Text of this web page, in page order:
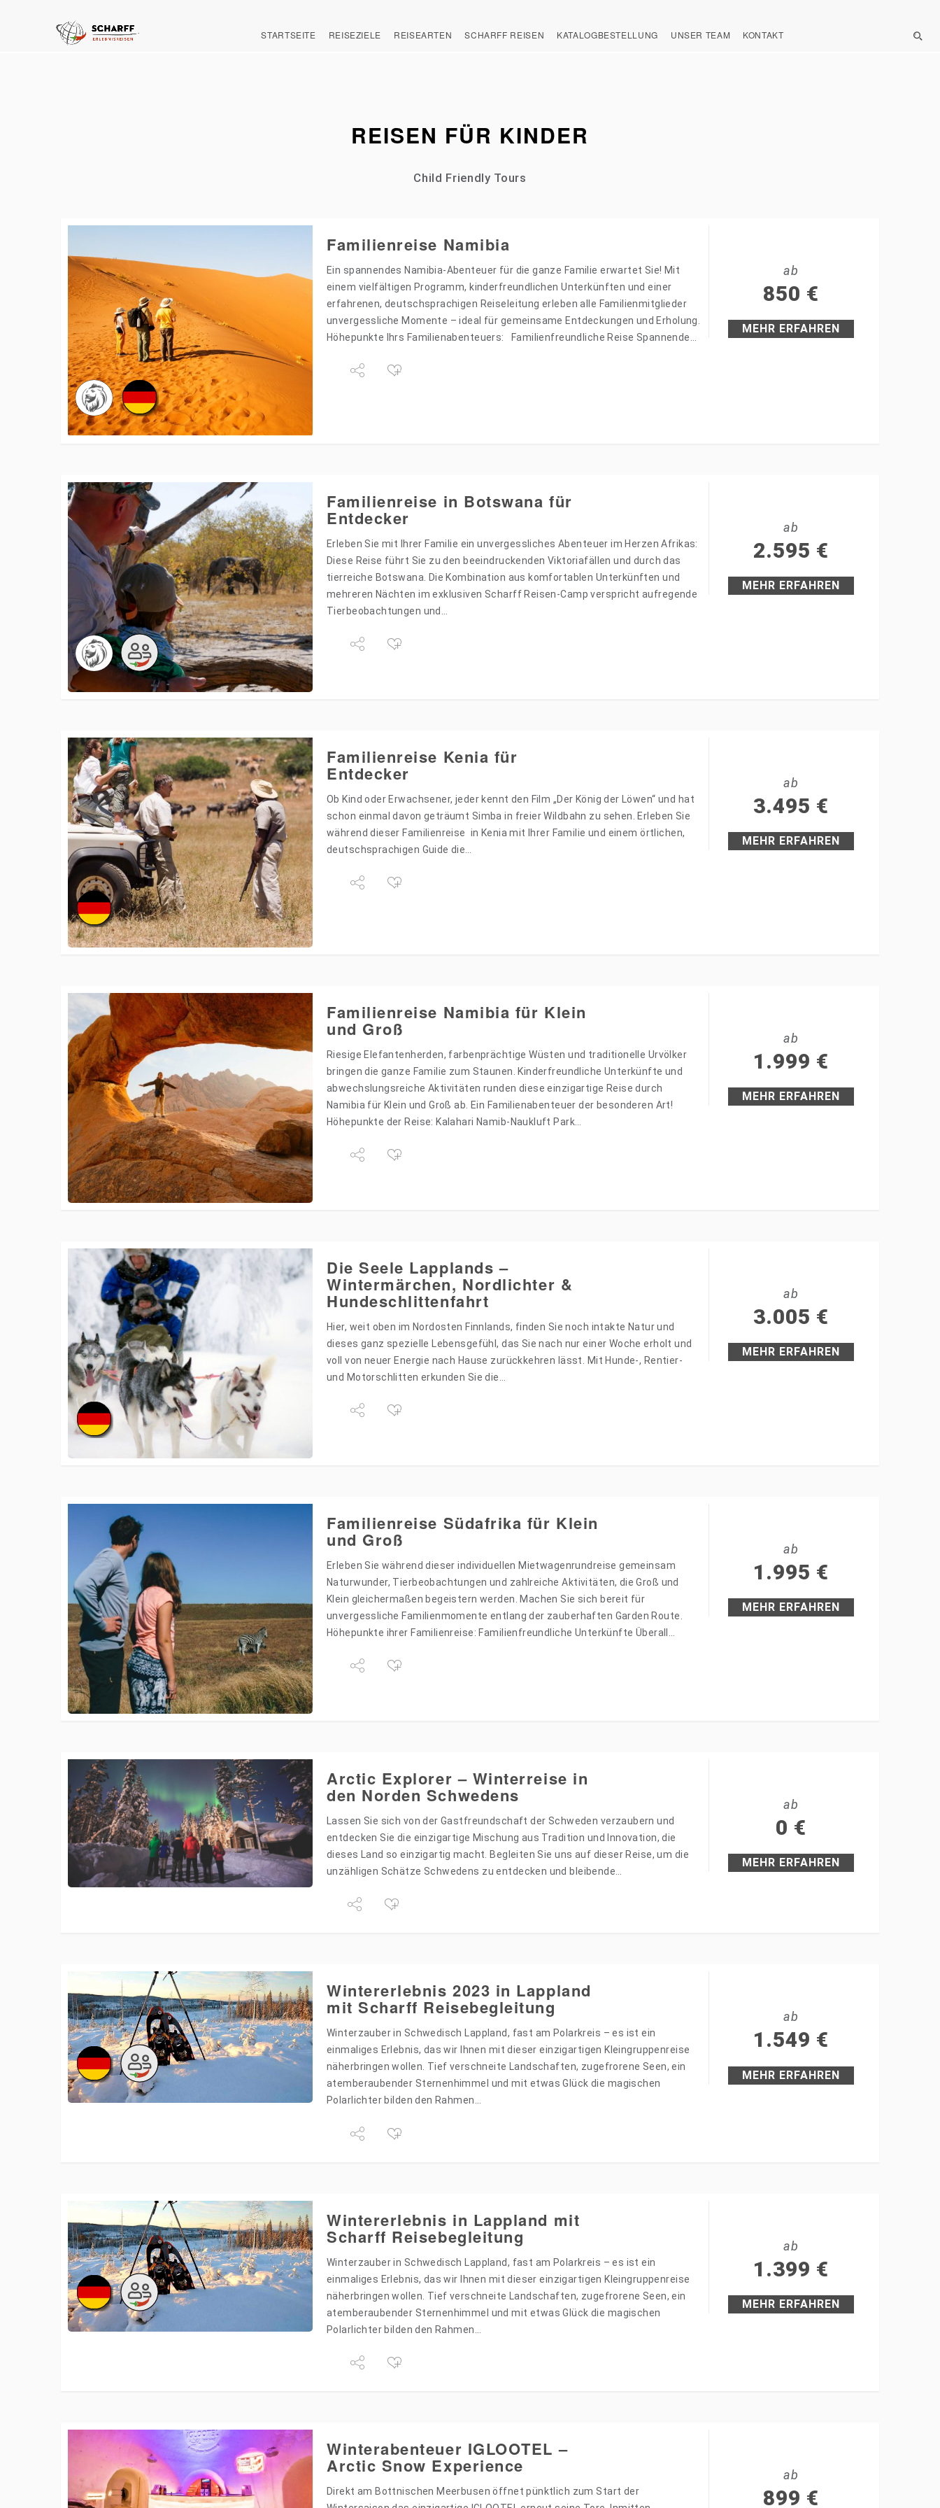
STARTSEITE REISEZIELE REISEARTEN SCHARFF REISEN KATALOGBESTELLUNG UNSER TEAM KONTAKT
REISEN FÜR KINDER
Child Friendly Tours
Familienreise Namibia
Ein spannendes Namibia-Abenteuer für die ganze Familie erwartet Sie! Mit
einem vielfältigen Programm, kinderfreundlichen Unterkünften und einer
erfahrenen, deutschsprachigen Reiseleitung erleben alle Familienmitglieder
unvergessliche Momente – ideal für gemeinsame Entdeckungen und Erholung.
Höhepunkte Ihrs Familienabenteuers: Familienfreundliche Reise Spannende
ab
850 €
MEHR ERFAHREN
Familienreise in Botswana für
Entdecker
Erleben Sie mit Ihrer Familie ein unvergessliches Abenteuer im Herzen Afrikas:
Diese Reise führt Sie zu den beeindruckenden Viktoriafällen und durch das
tierreiche Botswana. Die Kombination aus komfortablen Unterkünften und
mehreren Nächten im exklusiven Scharff Reisen-Camp verspricht aufregende
Tierbeobachtungen und…
ab
2.595 €
MEHR ERFAHREN
Familienreise Kenia für
Entdecker
Ob Kind oder Erwachsener, jeder kennt den Film „Der König der Löwen“ und hat
schon einmal davon geträumt Simba in freier Wildbahn zu sehen. Erleben Sie
während dieser Familienreise in Kenia mit Ihrer Familie und einem örtlichen,
deutschsprachigen Guide die…
ab
3.495 €
MEHR ERFAHREN
Familienreise Namibia für Klein
und Groß
Riesige Elefantenherden, farbenprächtige Wüsten und traditionelle Urvölker
bringen die ganze Familie zum Staunen. Kinderfreundliche Unterkünfte und
abwechslungsreiche Aktivitäten runden diese einzigartige Reise durch
Namibia für Klein und Groß ab. Ein Familienabenteuer der besonderen Art!
Höhepunkte der Reise: Kalahari Namib-Naukluft Park…
ab
1.999 €
MEHR ERFAHREN
Die Seele Lapplands –
Wintermärchen, Nordlichter &
Hundeschlittenfahrt
Hier, weit oben im Nordosten Finnlands, finden Sie noch intakte Natur und
dieses ganz spezielle Lebensgefühl, das Sie nach nur einer Woche erholt und
voll von neuer Energie nach Hause zurückkehren lässt. Mit Hunde-, Rentier-
und Motorschlitten erkunden Sie die…
ab
3.005 €
MEHR ERFAHREN
Familienreise Südafrika für Klein
und Groß
Erleben Sie während dieser individuellen Mietwagenrundreise gemeinsam
Naturwunder, Tierbeobachtungen und zahlreiche Aktivitäten, die Groß und
Klein gleichermaßen begeistern werden. Machen Sie sich bereit für
unvergessliche Familienmomente entlang der zauberhaften Garden Route.
Höhepunkte ihrer Familienreise: Familienfreundliche Unterkünfte Überall
ab
1.995 €
MEHR ERFAHREN
Arctic Explorer – Winterreise in
den Norden Schwedens
Lassen Sie sich von der Gastfreundschaft der Schweden verzaubern und
entdecken Sie die einzigartige Mischung aus Tradition und Innovation, die
dieses Land so einzigartig macht. Begleiten Sie uns auf dieser Reise, um die
unzähligen Schätze Schwedens zu entdecken und bleibende…
ab
0 €
MEHR ERFAHREN
Wintererlebnis 2023 in Lappland
mit Scharff Reisebegleitung
Winterzauber in Schwedisch Lappland, fast am Polarkreis – es ist ein
einmaliges Erlebnis, das wir Ihnen mit dieser einzigartigen Kleingruppenreise
näherbringen wollen. Tief verschneite Landschaften, zugefrorene Seen, ein
atemberaubender Sternenhimmel und mit etwas Glück die magischen
Polarlichter bilden den Rahmen…
ab
1.549 €
MEHR ERFAHREN
Wintererlebnis in Lappland mit
Scharff Reisebegleitung
Winterzauber in Schwedisch Lappland, fast am Polarkreis – es ist ein
einmaliges Erlebnis, das wir Ihnen mit dieser einzigartigen Kleingruppenreise
näherbringen wollen. Tief verschneite Landschaften, zugefrorene Seen, ein
atemberaubender Sternenhimmel und mit etwas Glück die magischen
Polarlichter bilden den Rahmen…
ab
1.399 €
MEHR ERFAHREN
Winterabenteuer IGLOOTEL –
Arctic Snow Experience
Direkt am Bottnischen Meerbusen öffnet pünktlich zum Start der
ab
899 €